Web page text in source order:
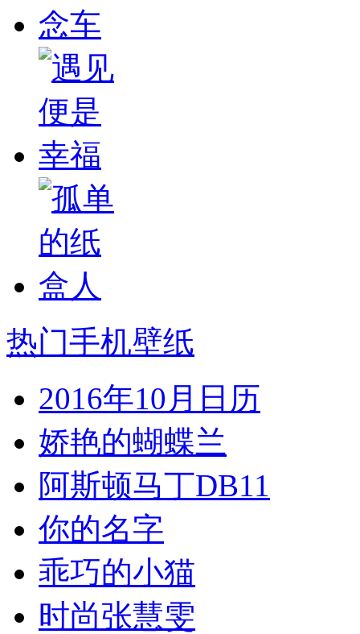
热门手机壁纸
2016年10月日历
娇艳的蝴蝶兰
阿斯顿马丁DB11
你的名字
乖巧的小猫
时尚张慧雯